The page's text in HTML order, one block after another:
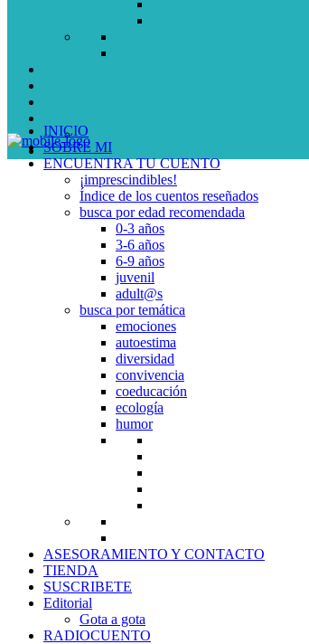
INICIO
SOBRE MI
ENCUENTRA TU CUENTO
¡imprescindibles!
Índice de los cuentos reseñados
busca por edad recomendada
0-3 años
3-6 años
6-9 años
juvenil
adult@s
busca por temática
emociones
autoestima
diversidad
convivencia
coeducación
ecología
humor
ASESORAMIENTO Y CONTACTO
TIENDA
SUSCRIBETE
Editorial
Gota a gota
RADIOCUENTO